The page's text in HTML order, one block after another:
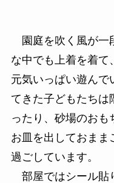
園庭を吹く風が一
な中でも上着を着て
元気いっぱい遊んで
てきた子どもたちは
ったり、砂場のおも
お皿を出しておまま
過ごしています。
部屋ではシール貼